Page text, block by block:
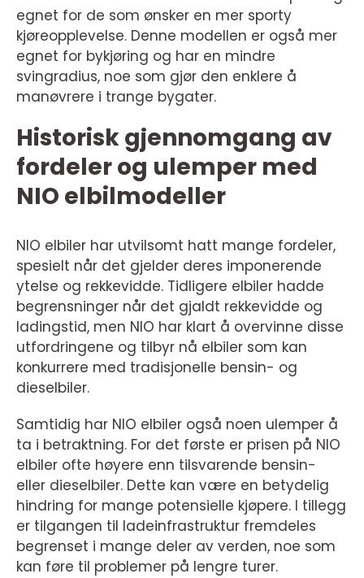
egnet for de som ønsker en mer sporty
kjøreopplevelse. Denne modellen er også mer
egnet for bykjøring og har en mindre
svingradius, noe som gjør den enklere å
manøvrere i trange bygater.
Historisk gjennomgang av
fordeler og ulemper med
NIO elbilmodeller
NIO elbiler har utvilsomt hatt mange fordeler,
spesielt når det gjelder deres imponerende
ytelse og rekkevidde. Tidligere elbiler hadde
begrensninger når det gjaldt rekkevidde og
ladingstid, men NIO har klart å overvinne disse
utfordringene og tilbyr nå elbiler som kan
konkurrere med tradisjonelle bensin- og
dieselbiler.
Samtidig har NIO elbiler også noen ulemper å
ta i betraktning. For det første er prisen på NIO
elbiler ofte høyere enn tilsvarende bensin-
eller dieselbiler. Dette kan være en betydelig
hindring for mange potensielle kjøpere. I tillegg
er tilgangen til ladeinfrastruktur fremdeles
begrenset i mange deler av verden, noe som
kan føre til problemer på lengre turer.